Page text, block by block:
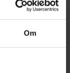
Om
gir både ekstra
perfekt